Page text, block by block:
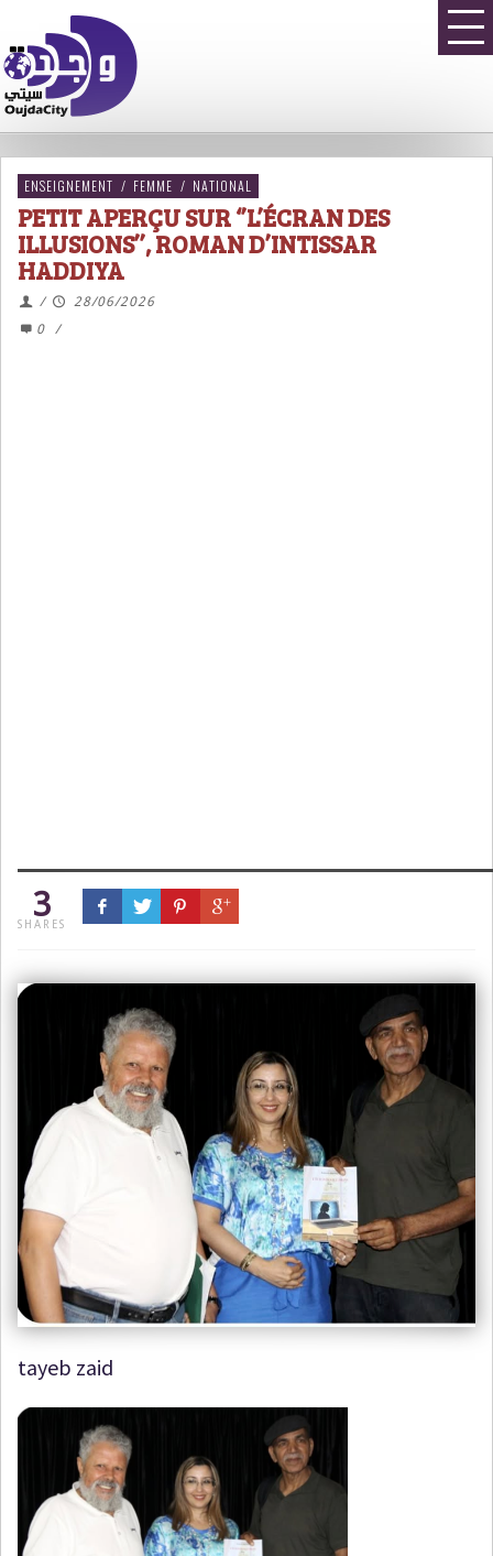
ENSEIGNEMENT / FEMME / NATIONAL
PETIT APERÇU SUR ‘’L’ÉCRAN DES
ILLUSIONS’’, ROMAN D’INTISSAR
HADDIYA
/
28/06/2026
0
/
3
SHARES
tayeb zaid